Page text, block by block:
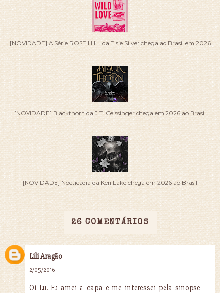
[NOVIDADE] A Série ROSE HILL da Elsie Silver chega ao Brasil em 2026
[NOVIDADE] Blackthorn da J.T. Geissinger chega em 2026 ao Brasil
[NOVIDADE] Nocticadia da Keri Lake chega em 2026 ao Brasil
26 COMENTÁRIOS
Lili Aragão
2/05/2016
Oi Lu. Eu amei a capa e me interessei pela sinopse